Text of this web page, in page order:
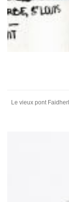
Le vieux pont